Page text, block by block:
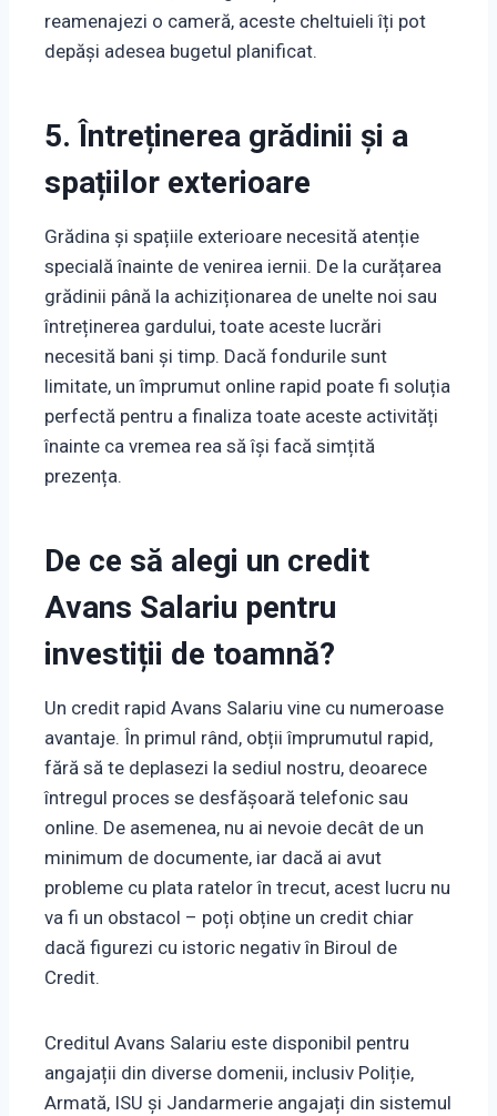
reamenajezi o cameră, aceste cheltuieli îți pot
depăși adesea bugetul planificat.
5. Întreținerea grădinii și a
spațiilor exterioare
Grădina și spațiile exterioare necesită atenție
specială înainte de venirea iernii. De la curățarea
grădinii până la achiziționarea de unelte noi sau
întreținerea gardului, toate aceste lucrări
necesită bani și timp. Dacă fondurile sunt
limitate, un împrumut online rapid poate fi soluția
perfectă pentru a finaliza toate aceste activități
înainte ca vremea rea să își facă simțită
prezența.
De ce să alegi un credit
Avans Salariu pentru
investiții de toamnă?
Un credit rapid Avans Salariu vine cu numeroase
avantaje. În primul rând, obții împrumutul rapid,
fără să te deplasezi la sediul nostru, deoarece
întregul proces se desfășoară telefonic sau
online. De asemenea, nu ai nevoie decât de un
minimum de documente, iar dacă ai avut
probleme cu plata ratelor în trecut, acest lucru nu
va fi un obstacol – poți obține un credit chiar
dacă figurezi cu istoric negativ în Biroul de
Credit.
Creditul Avans Salariu este disponibil pentru
angajații din diverse domenii, inclusiv Poliție,
Armată, ISU și Jandarmerie angajați din sistemul